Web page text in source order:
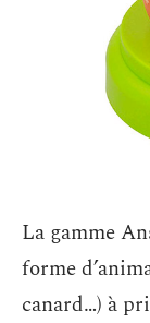
La gamme
forme
canard…) à